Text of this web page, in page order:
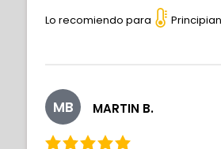
Lo recomiendo para
MB MARTIN B.